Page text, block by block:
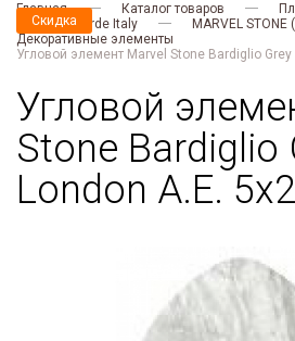
Главная Каталог товаров
Atlas Concorde Italy
MARVEL
Декоративные элементы
Угловой элемент Marvel Stone Bardiglio Grey
Угловой
Stone Bardiglio
London A.E.
Скидка